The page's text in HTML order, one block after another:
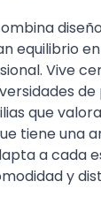
equilibrio
Vive
que
tiene una
a cada
y